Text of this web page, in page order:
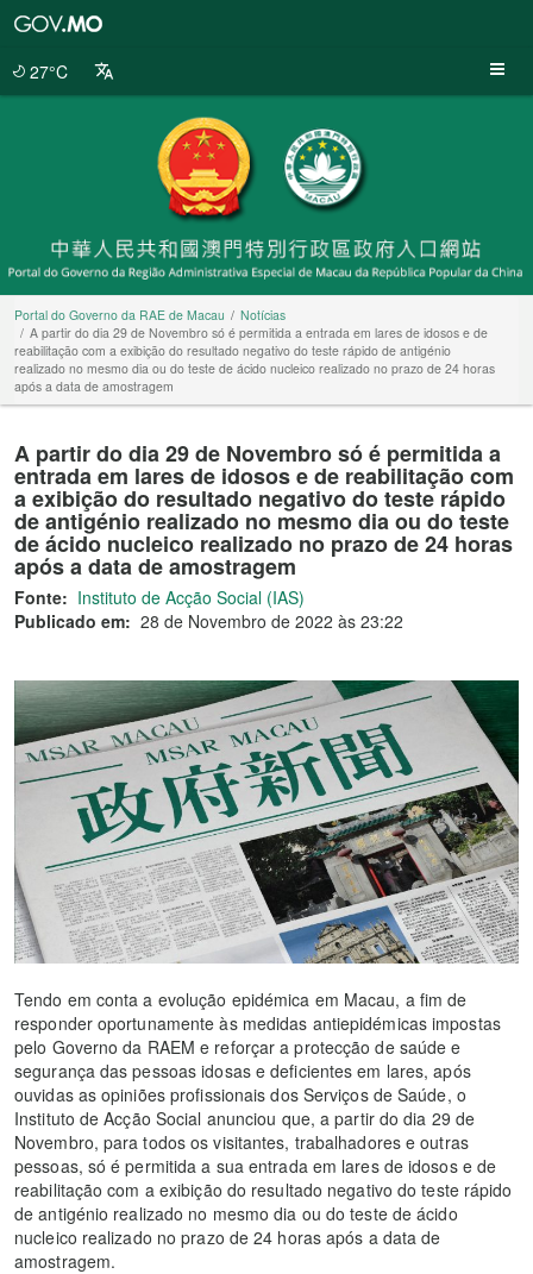
27°C
Portal do Governo da RAE de Macau
Notícias
A partir do dia 29 de Novembro só é permitida a entrada em lares de idosos e de
reabilitação com a exibição do resultado negativo do teste rápido de antigénio
realizado no mesmo dia ou do teste de ácido nucleico realizado no prazo de 24 horas
após a data de amostragem
A partir do dia 29 de Novembro só é permitida a
entrada em lares de idosos e de reabilitação com
a exibição do resultado negativo do teste rápido
de antigénio realizado no mesmo dia ou do teste
de ácido nucleico realizado no prazo de 24 horas
após a data de amostragem
Fonte: Instituto de Acção Social (IAS)
Publicado em: 28 de Novembro de 2022 às 23:22
Tendo em conta a evolução epidémica em Macau, a fim de
responder oportunamente às medidas antiepidémicas impostas
pelo Governo da RAEM e reforçar a protecção de saúde e
segurança das pessoas idosas e deficientes em lares, após
ouvidas as opiniões profissionais dos Serviços de Saúde, o
Instituto de Acção Social anunciou que, a partir do dia 29 de
Novembro, para todos os visitantes, trabalhadores e outras
pessoas, só é permitida a sua entrada em lares de idosos e de
reabilitação com a exibição do resultado negativo do teste rápido
de antigénio realizado no mesmo dia ou do teste de ácido
nucleico realizado no prazo de 24 horas após a data de
amostragem.